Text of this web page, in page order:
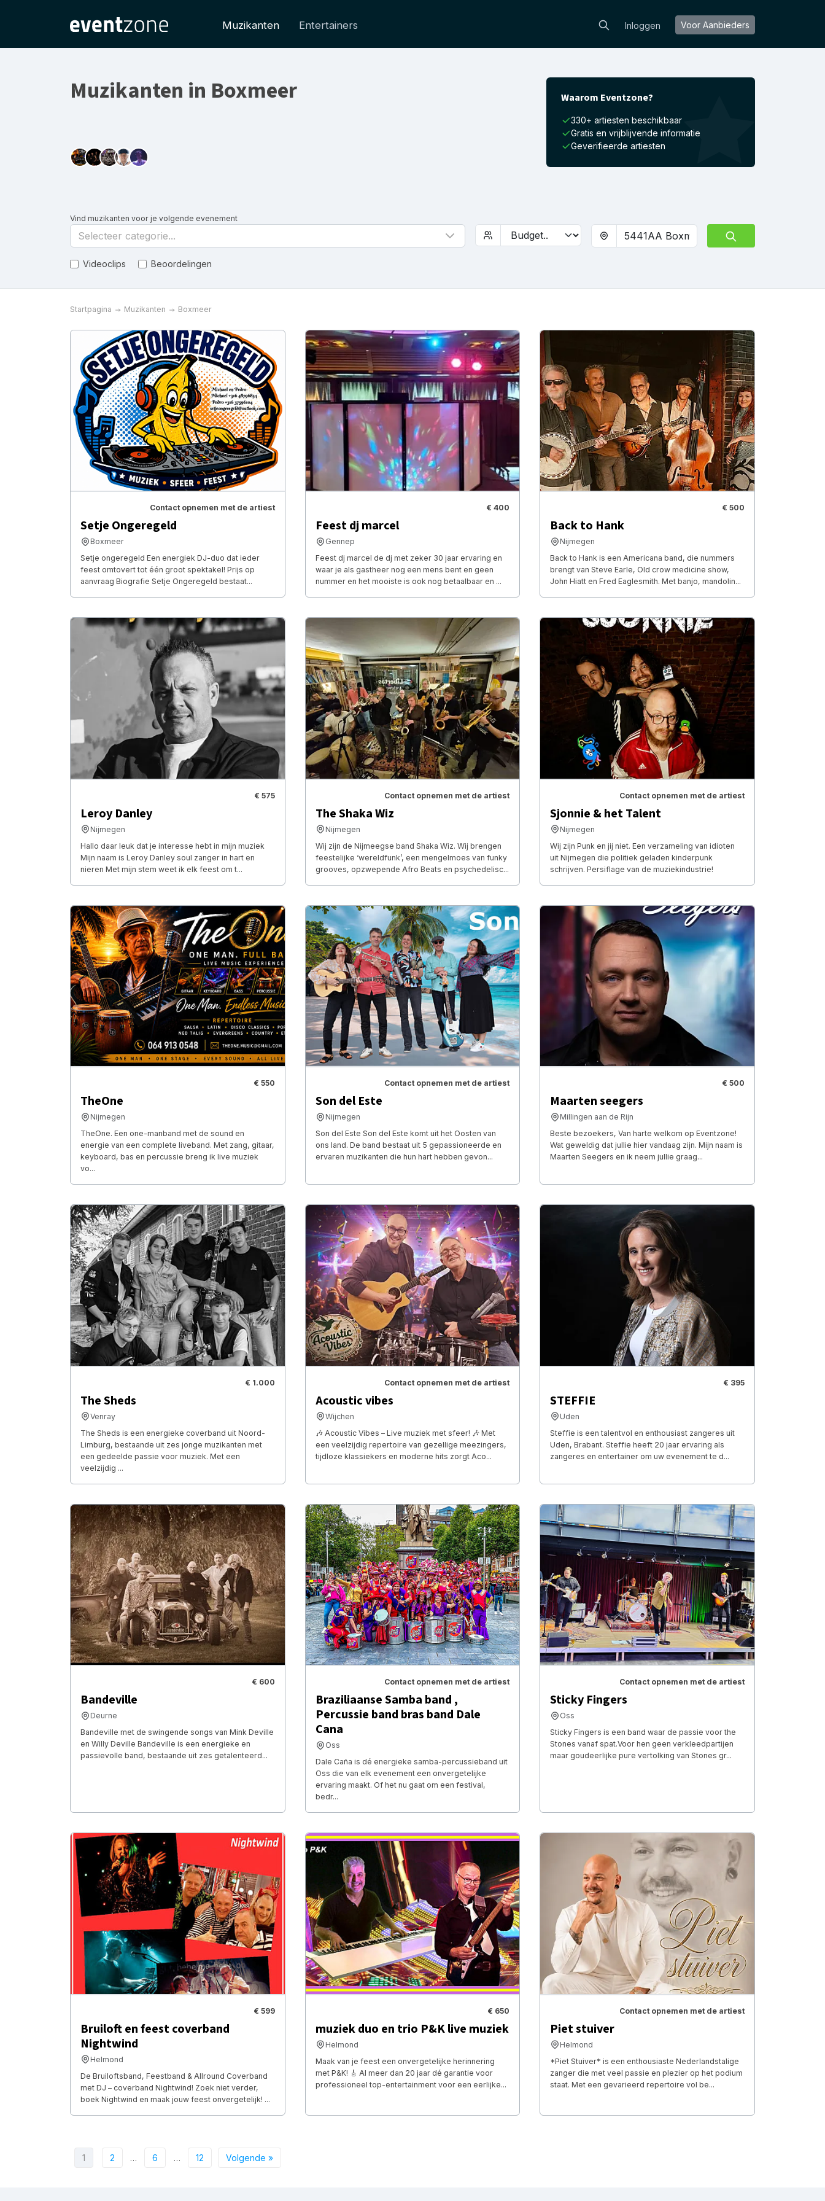
Muzikanten Entertainers Inloggen Voor Aanbieders
Muzikanten in Boxmeer Waarom Eventzone?
330+ artiesten beschikbaar
Gratis en vrijblijvende informatie
Geverifieerde artiesten
Vind muzikanten voor je volgende evenement
Selecteer categorie...
Videoclips Beoordelingen
Startpagina Muzikanten Boxmeer
Contact opnemen met de artiest
Setje Ongeregeld
Boxmeer
Setje ongeregeld Een energiek DJ-duo dat ieder
feest omtovert tot één groot spektakel! Prijs op
aanvraag Biografie Setje Ongeregeld bestaat...
€ 400
Feest dj marcel
Gennep
Feest dj marcel de dj met zeker 30 jaar ervaring en
waar je als gastheer nog een mens bent en geen
nummer en het mooiste is ook nog betaalbaar en ...
€ 500
Back to Hank
Nijmegen
Back to Hank is een Americana band, die nummers
brengt van Steve Earle, Old crow medicine show,
John Hiatt en Fred Eaglesmith. Met banjo, mandolin...
€ 575
Leroy Danley
Nijmegen
Hallo daar leuk dat je interesse hebt in mijn muziek
Mijn naam is Leroy Danley soul zanger in hart en
nieren Met mijn stem weet ik elk feest om t...
Contact opnemen met de artiest
The Shaka Wiz
Nijmegen
Wij zijn de Nijmeegse band Shaka Wiz. Wij brengen
feestelijke ‘wereldfunk’, een mengelmoes van funky
grooves, opzwepende Afro Beats en psychedelisc...
Contact opnemen met de artiest
Sjonnie & het Talent
Nijmegen
Wij zijn Punk en jij niet. Een verzameling van idioten
uit Nijmegen die politiek geladen kinderpunk
schrijven. Persiflage van de muziekindustrie!
€ 550
TheOne
Nijmegen
TheOne. Een one-manband met de sound en
energie van een complete liveband. Met zang, gitaar,
keyboard, bas en percussie breng ik live muziek
vo...
Contact opnemen met de artiest
Son del Este
Nijmegen
Son del Este Son del Este komt uit het Oosten van
ons land. De band bestaat uit 5 gepassioneerde en
ervaren muzikanten die hun hart hebben gevon...
€ 500
Maarten seegers
Millingen aan de Rijn
Beste bezoekers, Van harte welkom op Eventzone!
Wat geweldig dat jullie hier vandaag zijn. Mijn naam is
Maarten Seegers en ik neem jullie graag...
€ 1.000
The Sheds
Venray
The Sheds is een energieke coverband uit Noord-
Limburg, bestaande uit zes jonge muzikanten met
een gedeelde passie voor muziek. Met een
veelzijdig ...
Contact opnemen met de artiest
Acoustic vibes
Wijchen
🎶 Acoustic Vibes – Live muziek met sfeer! 🎶 Met
een veelzijdig repertoire van gezellige meezingers,
tijdloze klassiekers en moderne hits zorgt Aco...
€ 395
STEFFIE
Uden
Steffie is een talentvol en enthousiast zangeres uit
Uden, Brabant. Steffie heeft 20 jaar ervaring als
zangeres en entertainer om uw evenement te d...
€ 600
Bandeville
Deurne
Bandeville met de swingende songs van Mink Deville
en Willy Deville Bandeville is een energieke en
passievolle band, bestaande uit zes getalenteerd...
Contact opnemen met de artiest
Braziliaanse Samba band ,
Percussie band bras band Dale
Cana
Oss
Dale Caña is dé energieke samba-percussieband uit
Oss die van elk evenement een onvergetelijke
ervaring maakt. Of het nu gaat om een festival,
bedr...
Contact opnemen met de artiest
Sticky Fingers
Oss
Sticky Fingers is een band waar de passie voor the
Stones vanaf spat.Voor hen geen verkleedpartijen
maar goudeerlijke pure vertolking van Stones gr...
€ 599
Bruiloft en feest coverband
Nightwind
Helmond
De Bruiloftsband, Feestband & Allround Coverband
met DJ – coverband Nightwind! Zoek niet verder,
boek Nightwind en maak jouw feest onvergetelijk! ...
€ 650
muziek duo en trio P&K live muziek
Helmond
Maak van je feest een onvergetelijke herinnering
met P&K! 🎸 Al meer dan 20 jaar dé garantie voor
professioneel top-entertainment voor een eerlijke...
Contact opnemen met de artiest
Piet stuiver
Helmond
*Piet Stuiver* is een enthousiaste Nederlandstalige
zanger die met veel passie en plezier op het podium
staat. Met een gevarieerd repertoire vol be...
1 2 … 6 … 12 Volgende »